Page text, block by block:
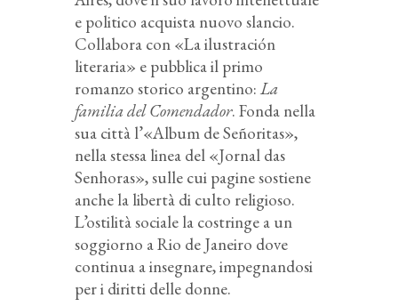
e politico acquista nuovo slancio.
Collabora con «La ilustración
literaria» e pubblica il primo
romanzo storico argentino: La
familia del Comendador. Fonda nella
sua città l’«Album de Señoritas»,
nella stessa linea del «Jornal das
Senhoras», sulle cui pagine sostiene
anche la libertà di culto religioso.
L’ostilità sociale la costringe a un
soggiorno a Rio de Janeiro dove
continua a insegnare, impegnandosi
per i diritti delle donne.